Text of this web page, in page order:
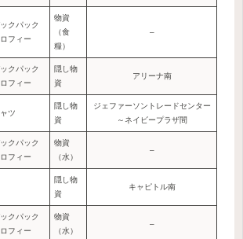
クパック
ロフィー
物資
（食
糧）
–
クパック
ロフィー
隠し物
資
アリーナ南
ツ
隠し物
資
ジェファーソントレードセンター
～ネイビープラザ間
クパック
ロフィー
物資
（水）
–
隠し物
資
キャピトル南
クパック
ロフィー
物資
（水）
–